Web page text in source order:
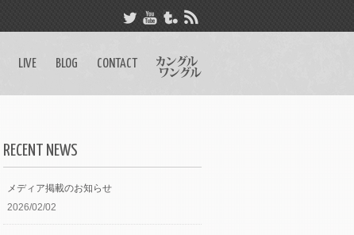
LIVE BLOG CONTACT
RECENT NEWS
メディア掲載のお知らせ
2026/02/02